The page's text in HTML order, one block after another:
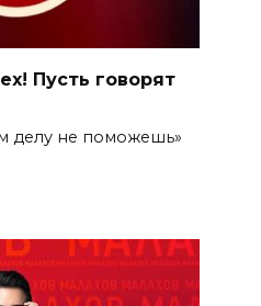
Пусть говорят
делу не поможешь»